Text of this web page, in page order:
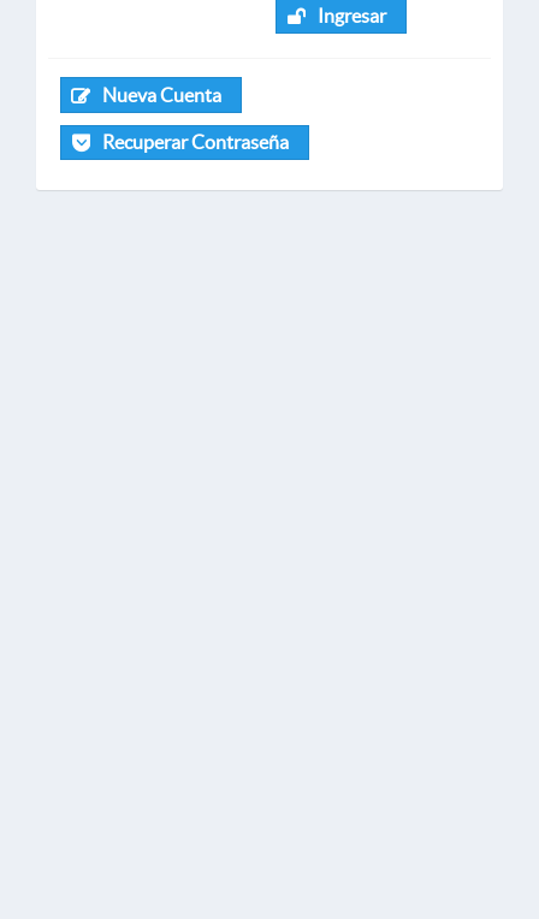
Ingresar
Nueva Cuenta
Recuperar Contraseña